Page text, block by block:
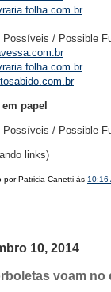
Possíveis / Possible
papel
Possíveis / Possible
links)
por Patricia Canetti às 10:16
10, 2014
voam no